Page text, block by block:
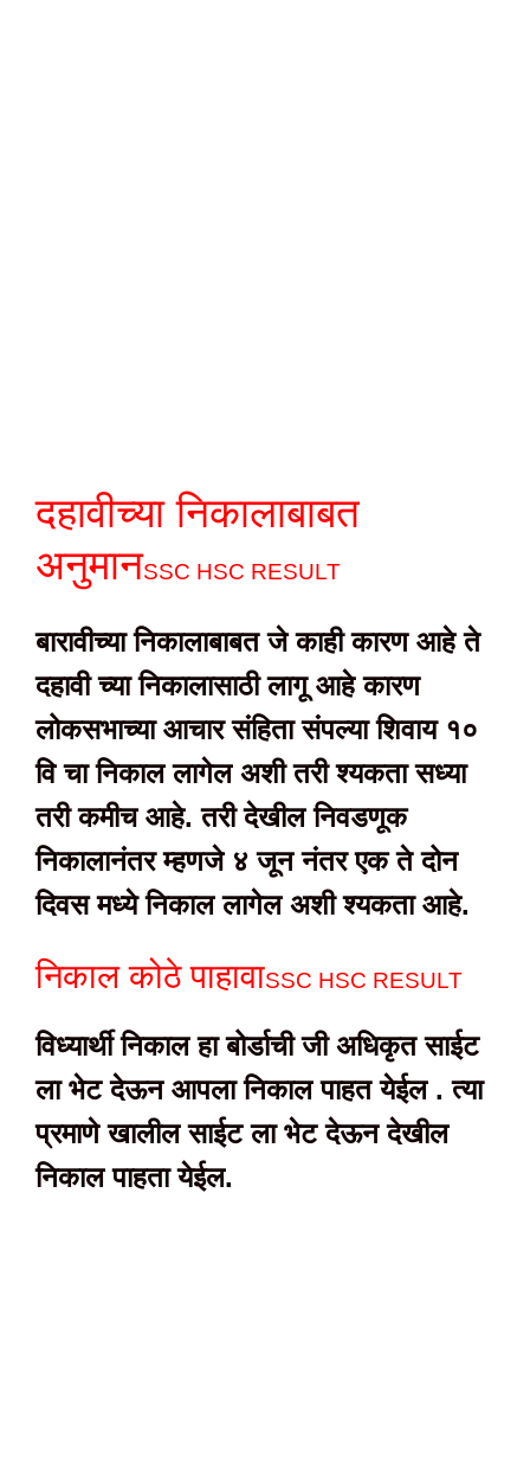
दहावीच्या निकालाबाबत
अनुमानSSC HSC RESULT
बारावीच्या निकालाबाबत जे काही कारण आहे ते
दहावी च्या निकालासाठी लागू आहे कारण
लोकसभाच्या आचार संहिता संपल्या शिवाय १०
वि चा निकाल लागेल अशी तरी श्यकता सध्या
तरी कमीच आहे. तरी देखील निवडणूक
निकालानंतर म्हणजे ४ जून नंतर एक ते दोन
दिवस मध्ये निकाल लागेल अशी श्यकता आहे.
निकाल कोठे पाहावाSSC HSC RESULT
विध्यार्थी निकाल हा बोर्डाची जी अधिकृत साईट
ला भेट देऊन आपला निकाल पाहत येईल . त्या
प्रमाणे खालील साईट ला भेट देऊन देखील
निकाल पाहता येईल.